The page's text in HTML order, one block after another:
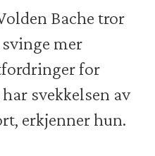
Bache tror
mer
for
svekkelsen av
erkjenner hun.